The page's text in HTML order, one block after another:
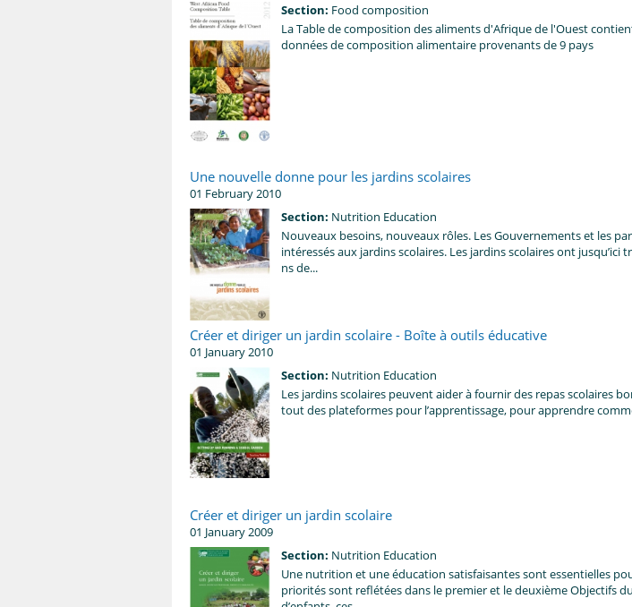
Section: Food composition
La Tablede composition des alimentsd'Afrique de l'Ouest
données de composition alimentaire provenantsde 9 pays
Une nouvelle donne pour les jardins scolaires
01 February 2010
Section: Nutrition Education
Nouveaux besoins, nouveaux rôles. Les Gouvernements et les
intéressés aux jardins scolaires. Les jardins scolaires ont
ns de...
Créer et diriger un jardin scolaire - Boîte à outils éducative
01 January 2010
Section: Nutrition Education
Les jardins scolaires peuvent aider à fournir des repas scolaires
tout des plateformes pour l’apprentissage, pour apprendre
Créer et diriger un jardin scolaire
01 January 2009
Section: Nutrition Education
Une nutrition et une éducation satisfaisantes sont essentielles
priorités sont reflétées dans le premier et le deuxième Objectifs